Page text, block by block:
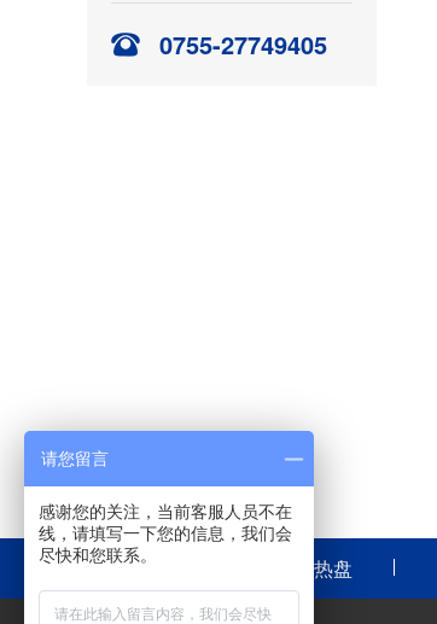
0755-27749405
晶圆加热盘
请您留言
感谢您的关注，当前客服人员不在
线，请填写一下您的信息，我们会
尽快和您联系。